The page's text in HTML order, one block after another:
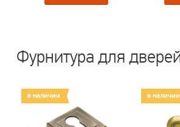
Фурнитура для
в наличии в наличии